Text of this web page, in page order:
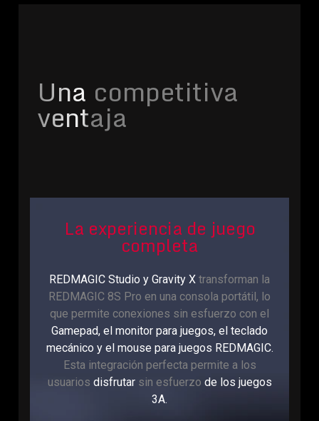
Una competitiva
ventaja
La experiencia de juego
completa
REDMAGIC Studio y Gravity X transforman la
REDMAGIC 8S Pro en una consola portátil, lo
que permite conexiones sin esfuerzo con el
Gamepad, el monitor para juegos, el teclado
mecánico y el mouse para juegos REDMAGIC.
Esta integración perfecta permite a los
usuarios disfrutarsin esfuerzo de los juegos
3A.